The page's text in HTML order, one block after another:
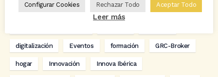
Carlos Rovira Codeoscopic Academy
digitalización Eventos formación GRC-Broker
hogar Innovación Innova Ibérica
Configurar Cookies Rechazar Todo Aceptar Todo
Leer más